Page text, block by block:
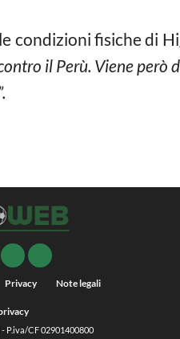
condizioni fisiche di
il Perù. Viene però
Privacy Note legali
P.iva/CF 02901400800